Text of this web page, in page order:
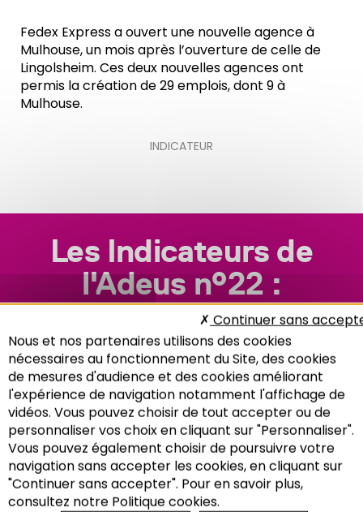
Recherche
Fedex Express a ouvert une nouvelle agence à
Mulhouse, un mois après l’ouverture de celle de
Lingolsheim. Ces deux nouvelles agences ont
permis la création de 29 emplois, dont 9 à
Mulhouse.
INDICATEUR
Les Indicateurs de
l'Adeus n°22 :
Economie
Nous et nos partenaires utilisons des cookies
nécessaires au fonctionnement du Site, des cookies
de mesures d'audience et des cookies améliorant
l'expérience de navigation notamment l'affichage de
vidéos. Vous pouvez choisir de tout accepter ou de
personnaliser vos choix en cliquant sur "Personnaliser".
Vous pouvez également choisir de poursuivre votre
navigation sans accepter les cookies, en cliquant sur
"Continuer sans accepter". Pour en savoir plus,
consultez notre Politique cookies.
Continuer sans